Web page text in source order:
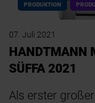
PRODUKTION
07. Juli 2021
HANDTMANN
SÜFFA 2021
Als erster